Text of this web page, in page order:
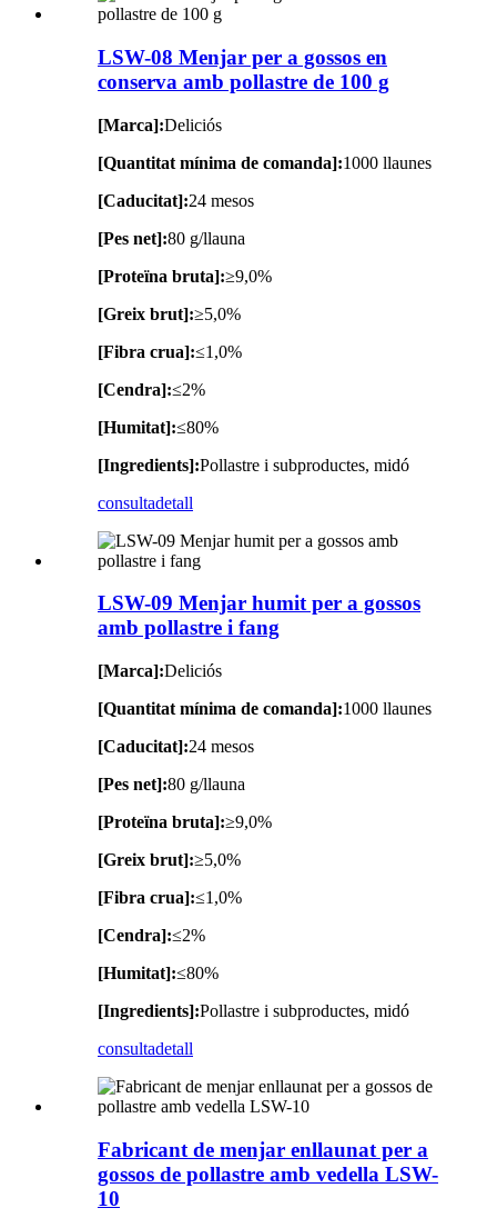
LSW-08 Menjar per a gossos en
conserva amb pollastre de 100 g
[Marca]:Deliciós
[Quantitat mínima de comanda]:1000 llaunes
[Caducitat]:24 mesos
[Pes net]:80 g/llauna
[Proteïna bruta]:≥9,0%
[Greix brut]:≥5,0%
[Fibra crua]:≤1,0%
[Cendra]:≤2%
[Humitat]:≤80%
[Ingredients]:Pollastre i subproductes, midó
consultadetall
LSW-09 Menjar humit per a gossos
amb pollastre i fang
[Marca]:Deliciós
[Quantitat mínima de comanda]:1000 llaunes
[Caducitat]:24 mesos
[Pes net]:80 g/llauna
[Proteïna bruta]:≥9,0%
[Greix brut]:≥5,0%
[Fibra crua]:≤1,0%
[Cendra]:≤2%
[Humitat]:≤80%
[Ingredients]:Pollastre i subproductes, midó
consultadetall
Fabricant de menjar enllaunat per a
gossos de pollastre amb vedella LSW-
10